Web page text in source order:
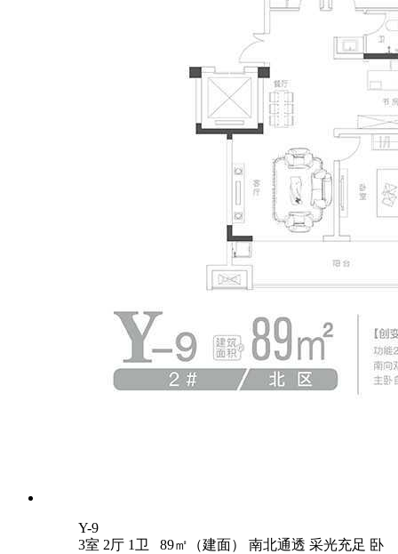
Y-9
3室 2厅 1卫 89㎡（建面）
南北通透 采光充足 卧